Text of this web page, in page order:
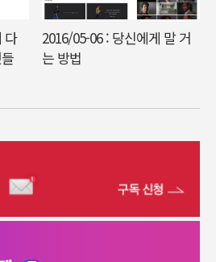
다
2016/05-06 : 당신에게 말 거
는 방법